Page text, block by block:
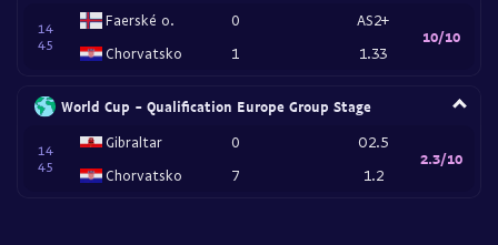
14
45
Faerské o.
Chorvatsko
0
1
AS2+
1.33
10/10
World Cup - Qualification Europe Group Stage
14
45
Gibraltar
Chorvatsko
0
7
O2.5
1.2
2.3/10